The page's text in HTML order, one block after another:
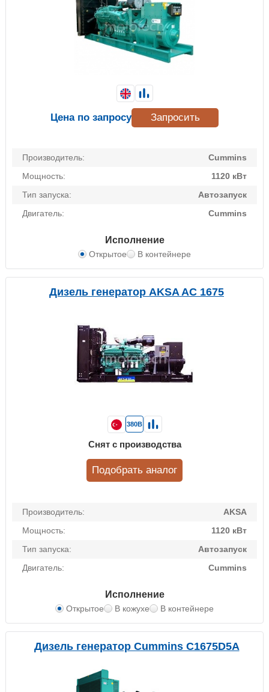
Производитель:
Cummins
Мощность:
1120 кВт
Тип запуска:
Автозапуск
Двигатель:
Cummins
Исполнение
Открытое В контейнере
Цена по запросу Запросить
Дизель генератор AKSA AC 1675
Производитель:
AKSA
Мощность:
1120 кВт
Тип запуска:
Автозапуск
Двигатель:
Cummins
Исполнение
Открытое В кожухе В контейнере
380В
Снят с производства
Подобрать аналог
Дизель генератор Cummins C1675D5A